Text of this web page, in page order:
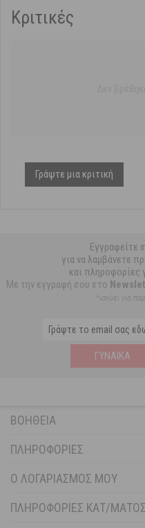
Κριτικές
Γράψτε μια κριτική
Εγγραφείτε
για να λαμβάνετε
και πληροφορίες
Με την εγγραφή σου στο
*ισχύει για
ΓΥΝΑΊΚΑ
ΒΟΉΘΕΙΑ
ΠΛΗΡΟΦΟΡΊΕΣ
Ο ΛΟΓΑΡΙΑΣΜΌΣ ΜΟΥ
ΠΛΗΡΟΦΟΡΙΕΣ ΚΑΤ/ΜΑΤΟΣ